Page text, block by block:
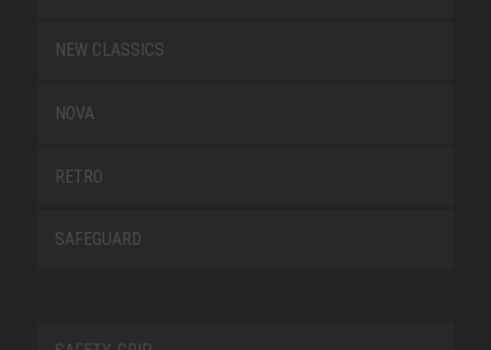
NEW CLASSICS
NOVA
RETRO
SAFEGUARD